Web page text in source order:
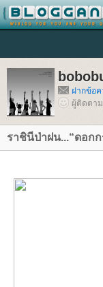
ฝากข้อ
ผู้ติดตา
ราชินีป่าฝน...“ดอกก